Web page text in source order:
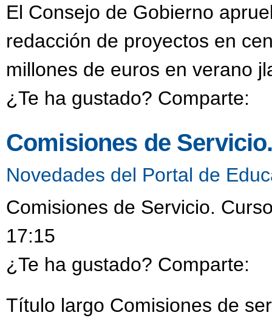
El Consejo de Gobierno
redacción de proyectos en
millones de euros en verano
¿Te ha gustado? Comparte:
Comisiones de
Novedades del Portal de
Comisiones de Servicio.
17:15
¿Te ha gustado? Comparte:
Título largo Comisiones de